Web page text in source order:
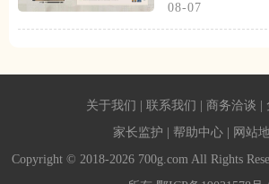
08-07
关于我们 联系我们 商务洽谈
家长监护
帮助中心 网站
Copyright © 2018-2026 700g.com All Rights